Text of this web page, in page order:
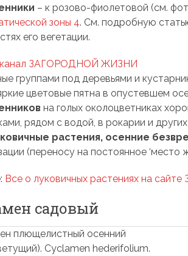
– к розово-фиолетовой (см.
зоны 4. См. подробную
его вегетации.
группами под деревьями и
цветовые пятна в опустевшем
на голых околоцветниках
рядом с водой, в рокарии и
растения, осенние
(переносу на постоянное ‘место
Все о луковичных растениях на
садовый